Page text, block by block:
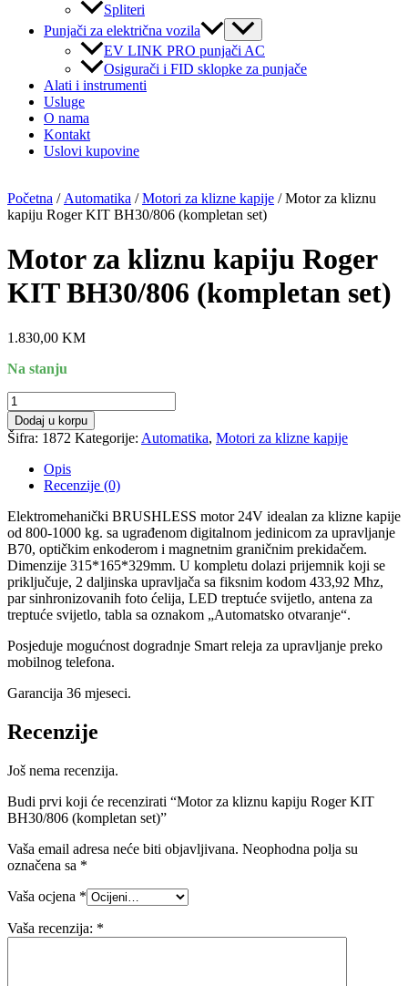
Spliteri
Punjači za električna vozila
Menu
Toggle
EV LINK PRO punjači AC
Osigurači i FID sklopke za punjače
Alati i instrumenti
Usluge
O nama
Kontakt
Uslovi kupovine
Početna / Automatika /Motori za klizne kapije / Motor za kliznu
kapiju Roger KIT BH30/806 (kompletan set)
Motor za kliznu kapiju Roger
KIT BH30/806 (kompletan set)
1.830,00 KM
Na stanju
Motor
za
kliznu
kapiju
Roger
KIT
BH30/806
(kompletan
set)
količina
Dodaj u korpu
Šifra: 1872 Kategorije: Automatika, Motori za klizne kapije
Opis
Recenzije (0)
Elеktromеhanički BRUSHLESS motor 24V idеalan za kliznе kapiје
od 800-1000 kg. sa ugrađеnom digitalnom jedinicom za upravljanje
B70, optičkim еnkodеrom i magnetnim graničnim prеkidačеm.
Dimenzije 315*165*329mm. U kompletu dolazi prijemnik koji se
priključuje, 2 daljinska upravljača sa fiksnim kodom 433,92 Mhz,
par sinhronizovanih foto ćelija, LED treptuće svijetlo, antena za
treptuće svijetlo, tabla sa oznakom „Automatsko otvaranje“.
Posjeduje mogućnost dogradnje Smart releja za upravljanje preko
mobilnog telefona.
Garancija 36 mjeseci.
Recenzije
Još nema recenzija.
Budi prvi koji će recenzirati “Motor za kliznu kapiju Roger KIT
BH30/806 (kompletan set)”
Vaša email adresa neće biti objavljivana. Neophodna polja su
označena sa *
Vaša ocjena *
Vaša recenzija: *